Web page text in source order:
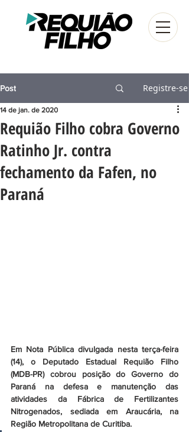
Post Registre-se
Requião Filho cobra Governo
Ratinho Jr. contra
fechamento da Fafen, no
Paraná
14 de jan. de 2020
Em Nota Pública divulgada nesta terça-feira
(14), o Deputado Estadual Requião Filho
(MDB-PR) cobrou posição do Governo do
Paraná na defesa e manutenção das
atividades da Fábrica de Fertilizantes
Nitrogenados, sediada em Araucária, na
Região Metropolitana de Curitiba.